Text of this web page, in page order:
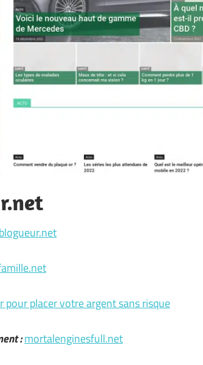
pour placer votre argent sans risque
:mortalenginesfull.net